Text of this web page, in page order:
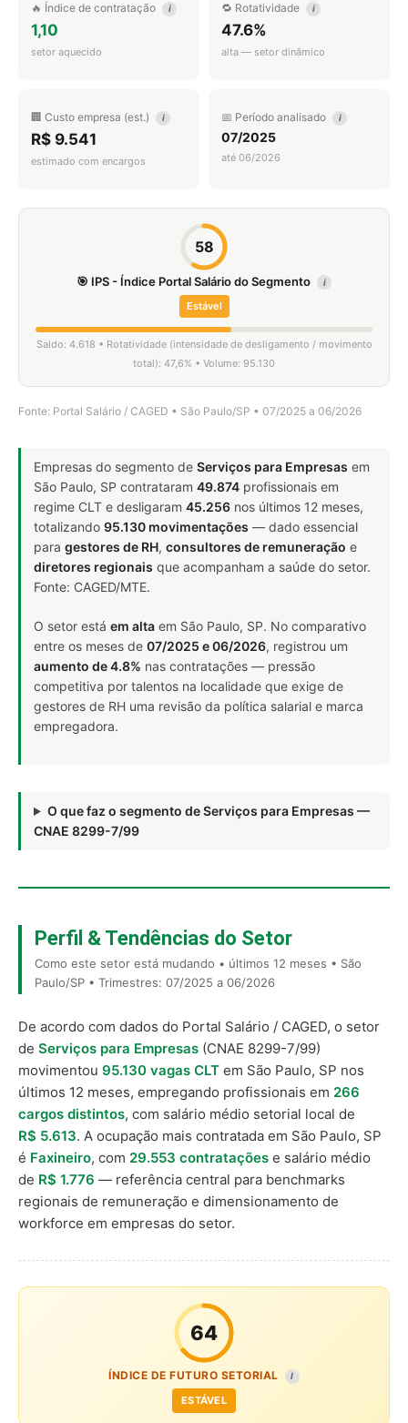
🔥 Índice de contratação i
1,10
setor aquecido
🔁 Rotatividade i
47.6%
alta — setor dinâmico
🏢 Custo empresa (est.) i
R$ 9.541
estimado com encargos
📅 Período analisado i
07/2025
até 06/2026
58
🎯 IPS - Índice Portal Salário do Segmento i
Estável
Saldo: 4.618 • Rotatividade (intensidade de desligamento / movimento
total): 47,6% • Volume: 95.130
Fonte: Portal Salário / CAGED • São Paulo/SP • 07/2025 a 06/2026
Empresas do segmento de Serviços para Empresas em
São Paulo, SP contrataram 49.874 profissionais em
regime CLT e desligaram 45.256 nos últimos 12 meses,
totalizando 95.130 movimentações — dado essencial
para gestores de RH, consultores de remuneração e
diretores regionais que acompanham a saúde do setor.
Fonte: CAGED/MTE.
O setor está em alta em São Paulo, SP. No comparativo
entre os meses de 07/2025 e 06/2026, registrou um
aumento de 4.8% nas contratações — pressão
competitiva por talentos na localidade que exige de
gestores de RH uma revisão da política salarial e marca
empregadora.
O que faz o segmento de Serviços para Empresas —
CNAE 8299-7/99
Perfil & Tendências do Setor
Como este setor está mudando • últimos 12 meses • São
Paulo/SP • Trimestres: 07/2025 a 06/2026
De acordo com dados do Portal Salário / CAGED, o setor
de Serviços para Empresas (CNAE 8299-7/99)
movimentou 95.130 vagas CLT em São Paulo, SP nos
últimos 12 meses, empregando profissionais em 266
cargos distintos, com salário médio setorial local de
R$ 5.613. A ocupação mais contratada em São Paulo, SP
é Faxineiro, com 29.553 contratações e salário médio
de R$ 1.776 — referência central para benchmarks
regionais de remuneração e dimensionamento de
workforce em empresas do setor.
64
ÍNDICE DE FUTURO SETORIAL I
ESTÁVEL